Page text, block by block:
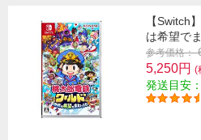
【Switch
は希望で
参考価格：
5,250円 (
発送目安